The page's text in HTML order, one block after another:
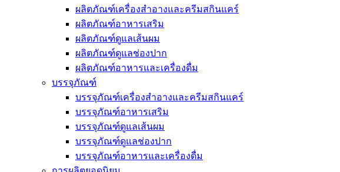
ผลิตภัณฑ์เครื่องสำอางและครีมสกินแคร์
ผลิตภัณฑ์อาหารเสริม
ผลิตภัณฑ์ดูแลเส้นผม
ผลิตภัณฑ์ดูแลช่องปาก
ผลิตภัณฑ์อาหารและเครื่องดื่ม
บรรจุภัณฑ์
บรรจุภัณฑ์เครื่องสำอางและครีมสกินแคร์
บรรจุภัณฑ์อาหารเสริม
บรรจุภัณฑ์ดูแลเส้นผม
บรรจุภัณฑ์ดูแลช่องปาก
บรรจุภัณฑ์อาหารและเครื่องดื่ม